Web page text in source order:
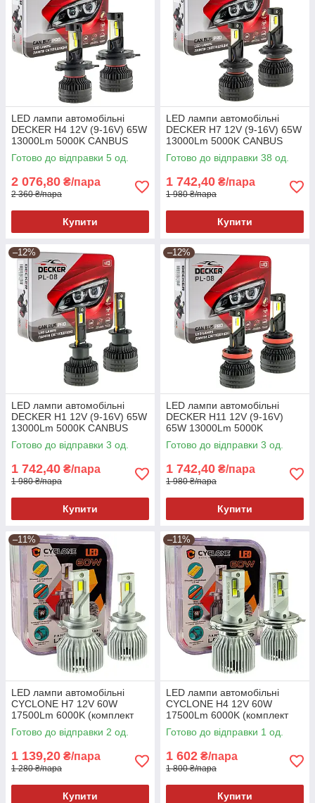
LED лампи автомобільні
DECKER H4 12V (9-16V) 65W
13000Lm 5000K CANBUS
(комплект 2шт)
Готово до відправки 5 од.
2 076,80 ₴/пара
2 360 ₴/пара
Купити
LED лампи автомобільні
DECKER H7 12V (9-16V) 65W
13000Lm 5000K CANBUS
(комплект 2шт)
Готово до відправки 38 од.
1 742,40 ₴/пара
1 980 ₴/пара
Купити
–12%
LED лампи автомобільні
DECKER H1 12V (9-16V) 65W
13000Lm 5000K CANBUS
(комплект 2шт)
Готово до відправки 3 од.
1 742,40 ₴/пара
1 980 ₴/пара
Купити
–12%
LED лампи автомобільні
DECKER H11 12V (9-16V)
65W 13000Lm 5000K
CANBUS (комплект 2шт)
Готово до відправки 3 од.
1 742,40 ₴/пара
1 980 ₴/пара
Купити
–11%
LED лампи автомобільні
CYCLONE H7 12V 60W
17500Lm 6000K (комплект
2шт)
Готово до відправки 2 од.
1 139,20 ₴/пара
1 280 ₴/пара
Купити
–11%
LED лампи автомобільні
CYCLONE H4 12V 60W
17500Lm 6000K (комплект
2шт)
Готово до відправки 1 од.
1 602 ₴/пара
1 800 ₴/пара
Купити